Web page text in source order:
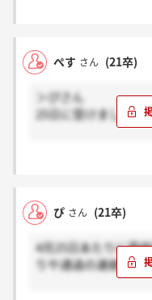
ぺす さん (21卒)
＞ぴさん
25日に受けましたが
ぴ さん (21卒)
4月25日あたりに最
りや通過の連絡きた